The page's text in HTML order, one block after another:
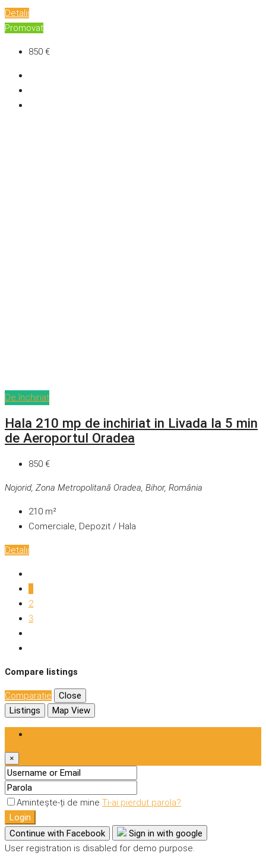
Detalii
Promovat
850 €
De închiriat
Hala 210 mp de inchiriat in Livada la 5 min
de Aeroportul Oradea
850 €
Nojorid, Zona Metropolitană Oradea, Bihor, România
210 m²
Comerciale, Depozit / Hala
Detalii
2
3
Compare listings
Comparaţie
Close
Listings
Map View
×
Amintește-ți de mine Ti-ai pierdut parola?
Login
Continue with Facebook
Sign in with google
User registration is disabled for demo purpose.